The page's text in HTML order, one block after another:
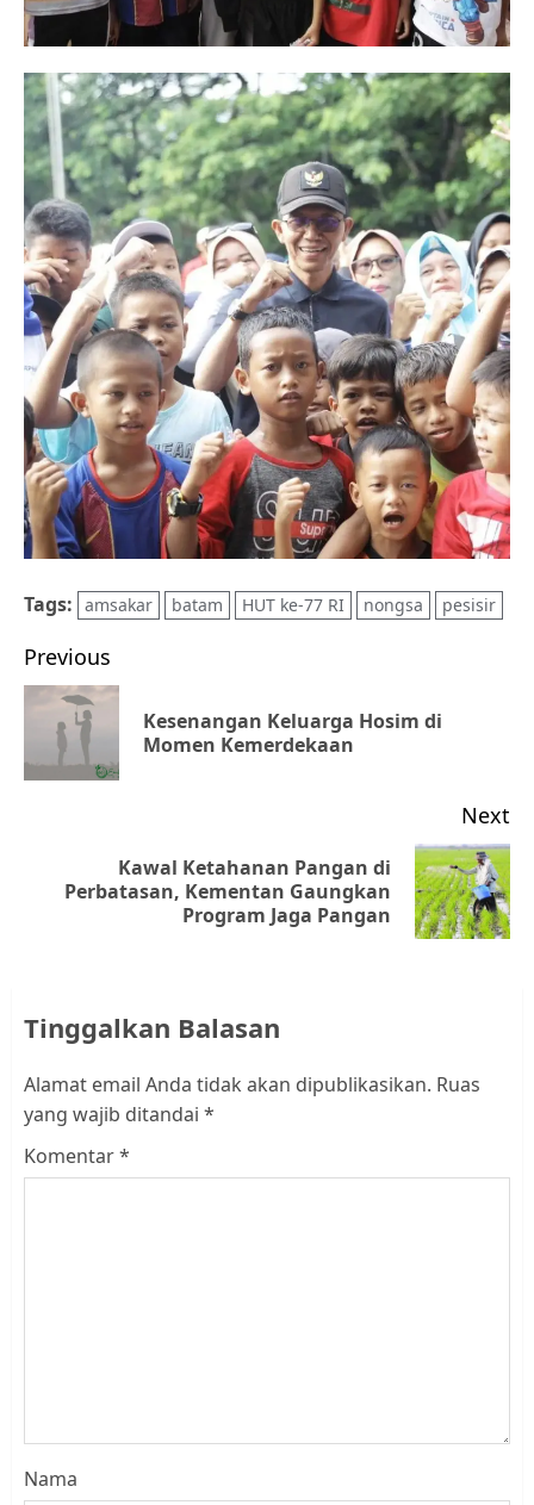
Tags: amsakar batam HUT ke-77 RI nongsa pesisir
Post
navigation
Previous
Kesenangan Keluarga Hosim di
Momen Kemerdekaan
Next
Next
Kawal Ketahanan Pangan di
Perbatasan, Kementan Gaungkan
Program Jaga Pangan
Tinggalkan Balasan
Alamat email Anda tidak akan dipublikasikan. Ruas
yang wajib ditandai *
Komentar*
Nama